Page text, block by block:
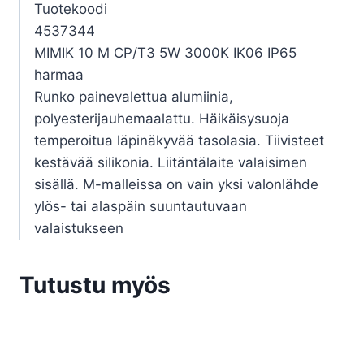
Tuotekoodi
4537344
MIMIK 10 M CP/T3 5W 3000K IK06 IP65
harmaa
Runko painevalettua alumiinia,
polyesterijauhemaalattu. Häikäisysuoja
temperoitua läpinäkyvää tasolasia. Tiivisteet
kestävää silikonia. Liitäntälaite valaisimen
sisällä. M-malleissa on vain yksi valonlähde
ylös- tai alaspäin suuntautuvaan
valaistukseen
Tutustu myös